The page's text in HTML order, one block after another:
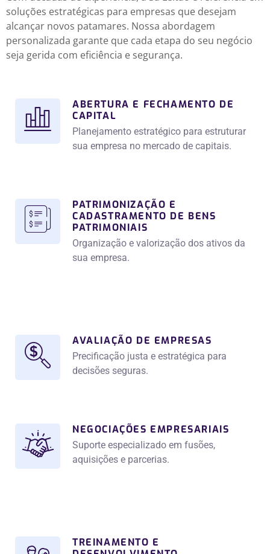
soluções estratégicas para empresas que desejam
alcançar novos patamares. Nossa abordagem
personalizada garante que cada etapa do seu negócio
seja gerida com eficiência e segurança.
ABERTURA E FECHAMENTO DE
CAPITAL
Planejamento estratégico para estruturar
sua empresa no mercado de capitais.
PATRIMONIZAÇÃO E
CADASTRAMENTO DE BENS
PATRIMONIAIS
Organização e valorização dos ativos da
sua empresa.
AVALIAÇÃO DE EMPRESAS
Precificação justa e estratégica para
decisões seguras.
NEGOCIAÇÕES EMPRESARIAIS
Suporte especializado em fusões,
aquisições e parcerias.
TREINAMENTO E